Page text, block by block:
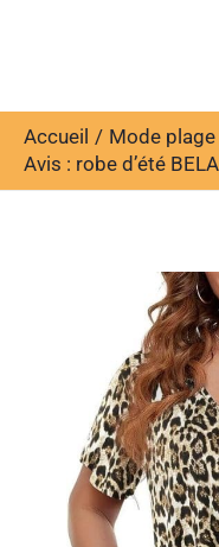
Accueil
Mode plage
Avis : robe d’été